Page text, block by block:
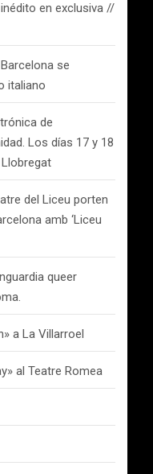
en exclusiva //
se
italiano
de
Los días 17 y 18
del Liceu porten
amb ‘Liceu
queer
a La Villarroel
al Teatre Romea